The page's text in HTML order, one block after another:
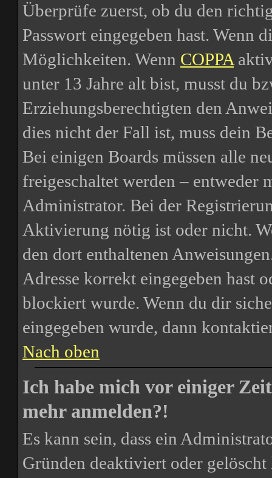
Überprüfe zuerst, ob du den
Passwort eingegeben hast. Wenn
Möglichkeiten. Wenn COPPA
unter 13 Jahre alt bist, musst du
Erziehungsberechtigten den
dies nicht der Fall ist, muss dein
Bei einigen Boards müssen alle
freigeschaltet werden – entweder
Administrator. Bei der
Aktivierung nötig ist oder nicht.
den dort enthaltenen
Adresse korrekt eingegeben hast
blockiert wurde. Wenn du dir
eingegeben wurde, dann
Nach oben
Ich habe mich vor einiger
mehr anmelden?!
Es kann sein, dass ein
Gründen deaktiviert oder